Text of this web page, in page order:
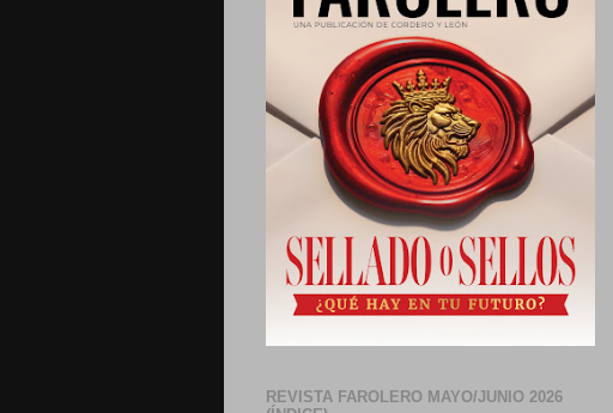
REVISTA FAROLERO MAYO/JUNIO 2026